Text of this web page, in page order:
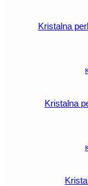
Kristalna
Kristalna